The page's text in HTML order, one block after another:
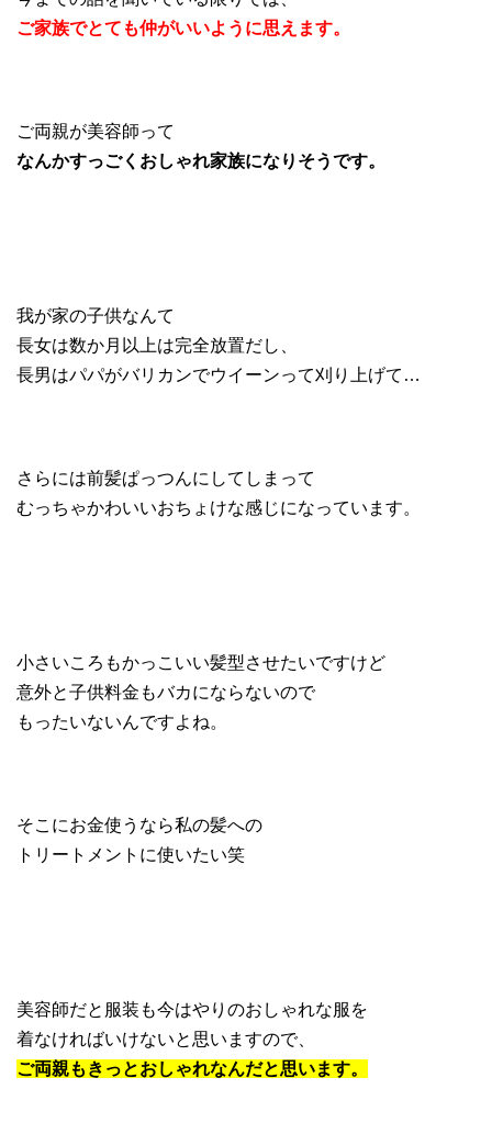
ご家族でとても仲がいいように思えます。
ご両親が美容師って
なんかすっごくおしゃれ家族になりそうです。
我が家の子供なんて
長女は数か月以上は完全放置だし、
長男はパパがバリカンでウイーンって刈り上げて…
さらには前髪ぱっつんにしてしまって
むっちゃかわいいおちょけな感じになっています。
小さいころもかっこいい髪型させたいですけど
意外と子供料金もバカにならないので
もったいないんですよね。
そこにお金使うなら私の髪への
トリートメントに使いたい笑
美容師だと服装も今はやりのおしゃれな服を
着なければいけないと思いますので、
ご両親もきっとおしゃれなんだと思います。